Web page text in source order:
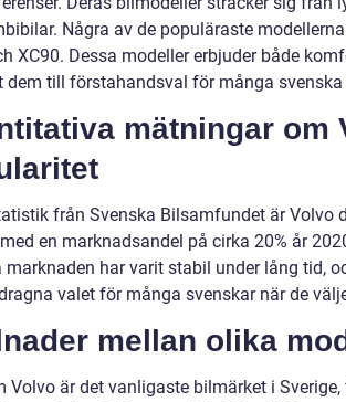
Några av de populäraste
XC90. Dessa modeller erbjuder både
dem till förstahandsval för många svenska
mätningar om
från Svenska Bilsamfundet är Volvo
en marknadsandel på cirka 20% år
marknaden har varit stabil under lång tid,
valet för många svenskar när de
mellan olika
Volvo är det vanligaste bilmärket i